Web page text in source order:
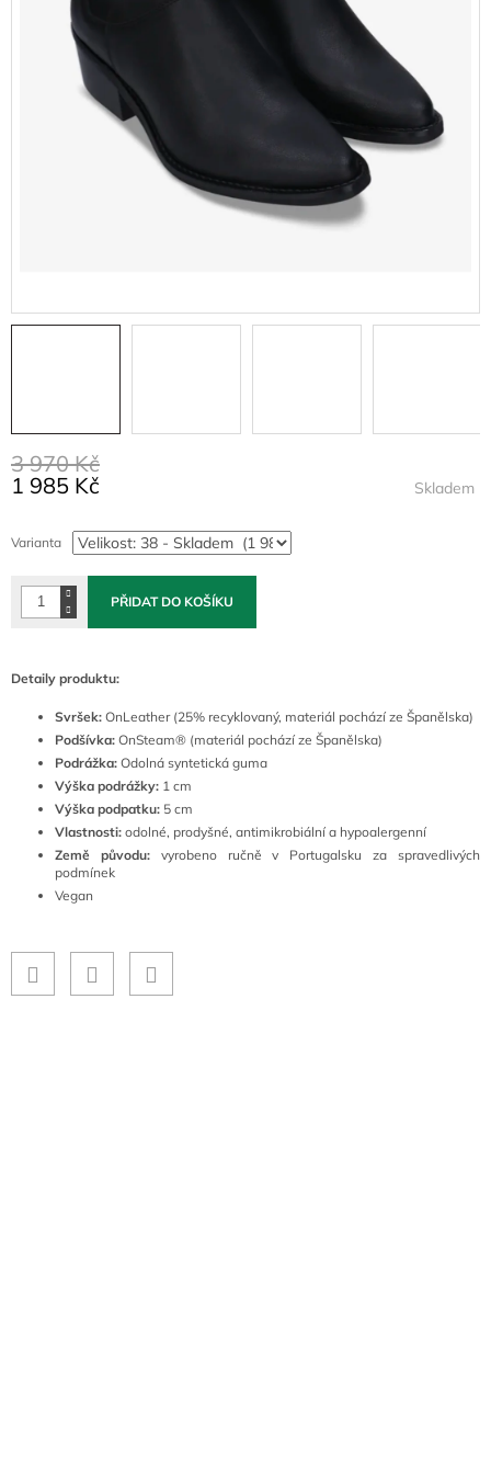
3 970 Kč
1 985 Kč
cena:
Skladem
Varianta
PŘIDAT DO KOŠÍKU
Detaily produktu:
Svršek: OnLeather (25% recyklovaný, materiál pochází ze Španělska)
Podšívka: OnSteam® (materiál pochází ze Španělska)
Podrážka: Odolná syntetická guma
Výška podrážky: 1 cm
Výška podpatku: 5 cm
Vlastnosti: odolné, prodyšné, antimikrobiální a hypoalergenní
Země původu: vyrobeno ručně v Portugalsku za spravedlivých
podmínek
Vegan